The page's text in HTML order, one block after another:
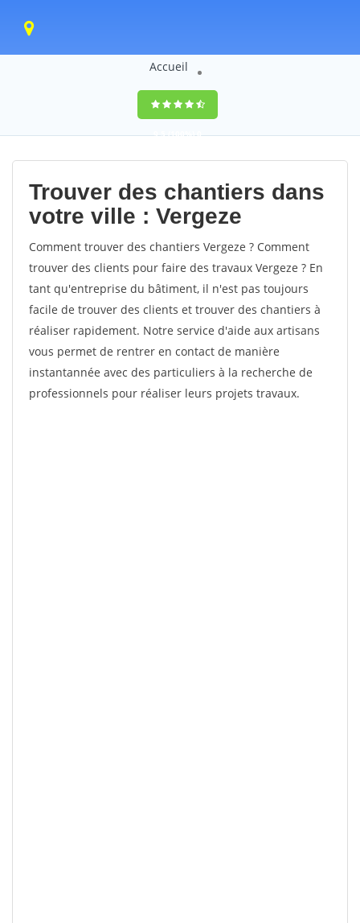
Accueil
9,5(100%)0
votes
Trouver des chantiers dans
votre ville : Vergeze
Comment trouver des chantiers Vergeze ? Comment
trouver des clients pour faire des travaux Vergeze ? En
tant qu'entreprise du bâtiment, il n'est pas toujours
facile de trouver des clients et trouver des chantiers à
réaliser rapidement. Notre service d'aide aux artisans
vous permet de rentrer en contact de manière
instantannée avec des particuliers à la recherche de
professionnels pour réaliser leurs projets travaux.